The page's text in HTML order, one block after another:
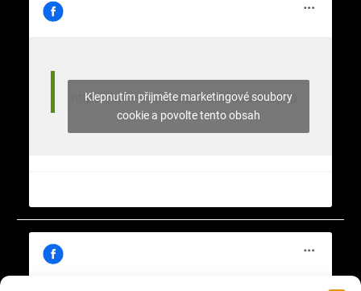
https://www.facebook.com/nasekrajina
Klepnutím přijměte marketingové soubory
cookie a povolte tento obsah